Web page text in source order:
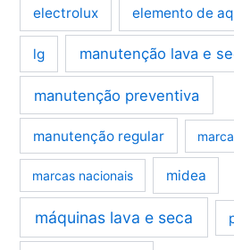
electrolux elemento de
lg manutenção lava e
manutenção preventiva
manutenção regular
marcas nacionais midea
máquinas lava e seca